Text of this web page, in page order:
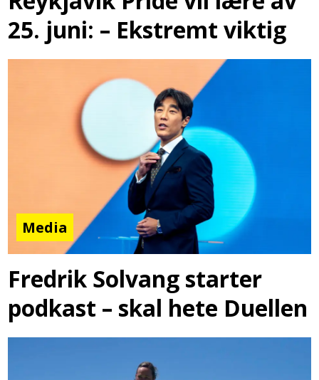
25. juni: – Ekstremt viktig
Media
Fredrik Solvang starter
podkast – skal hete Duellen